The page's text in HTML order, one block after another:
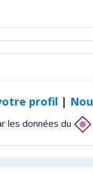
profil |
les données du